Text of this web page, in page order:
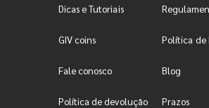
Dicas e Tutoriais
GIV coins Política de
Fale conosco Blog
Política de devolução Prazos